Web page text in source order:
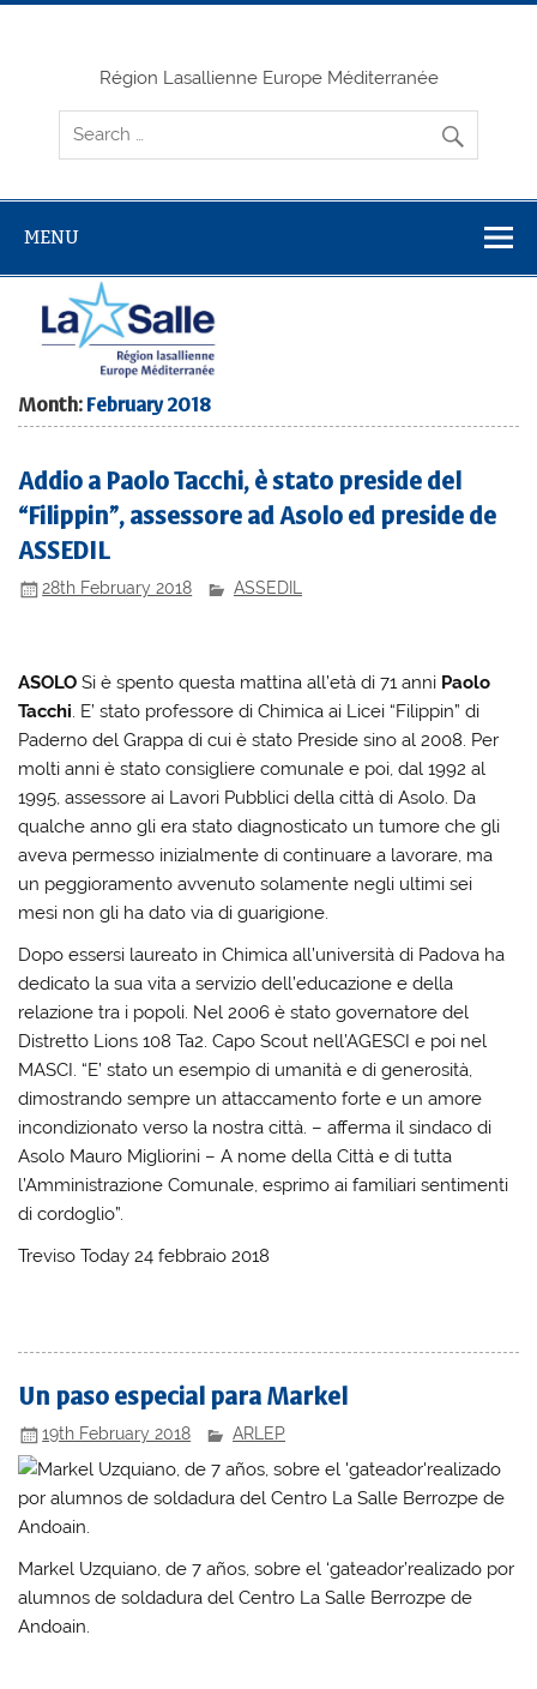
Skip
Région Lasallienne Europe Méditerranée
MENU
Month: February 2018
Addio a Paolo Tacchi, è stato preside del
“Filippin”, assessore ad Asolo ed preside de
ASSEDIL
28th February 2018 ASSEDIL
ASOLO Si è spento questa mattina all’età di 71 anni Paolo
Tacchi. E’ stato professore di Chimica ai Licei “Filippin” di
Paderno del Grappa di cui è stato Preside sino al 2008. Per
molti anni è stato consigliere comunale e poi, dal 1992 al
1995, assessore ai Lavori Pubblici della città di Asolo. Da
qualche anno gli era stato diagnosticato un tumore che gli
aveva permesso inizialmente di continuare a lavorare, ma
un peggioramento avvenuto solamente negli ultimi sei
mesi non gli ha dato via di guarigione.
Dopo essersi laureato in Chimica all’università di Padova ha
dedicato la sua vita a servizio dell’educazione e della
relazione tra i popoli. Nel 2006 è stato governatore del
Distretto Lions 108 Ta2. Capo Scout nell’AGESCI e poi nel
MASCI. “E’ stato un esempio di umanità e di generosità,
dimostrando sempre un attaccamento forte e un amore
incondizionato verso la nostra città. – afferma il sindaco di
Asolo Mauro Migliorini – A nome della Città e di tutta
l’Amministrazione Comunale, esprimo ai familiari sentimenti
di cordoglio”.
Treviso Today 24 febbraio 2018
Un paso especial para Markel
19th February 2018 ARLEP
Markel Uzquiano, de 7 años, sobre el ‘gateador’realizado por
alumnos de soldadura del Centro La Salle Berrozpe de
Andoain.